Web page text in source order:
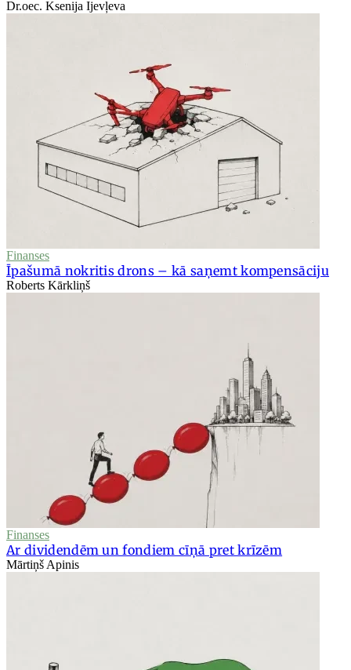
Dr.oec. Ksenija Ijevļeva
Finanses
Īpašumā nokritis drons – kā saņemt kompensāciju
Roberts Kārkliņš
Finanses
Ar dividendēm un fondiem cīņā pret krīzēm
Mārtiņš Apinis